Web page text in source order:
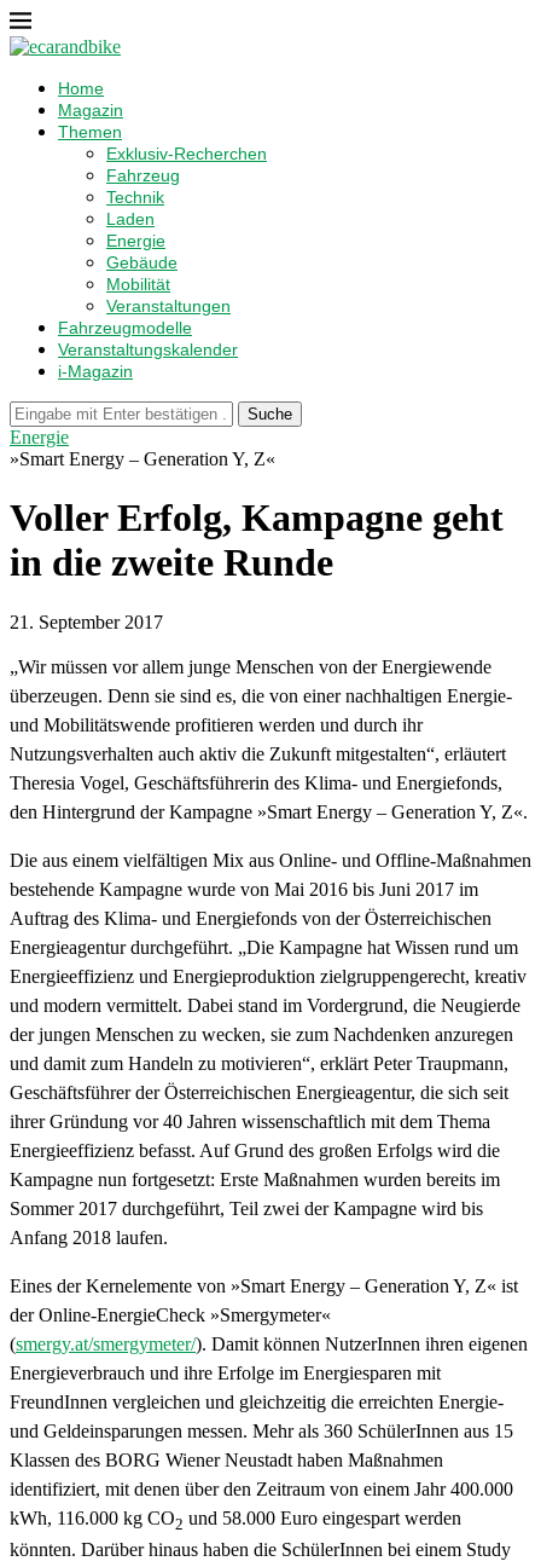
Home
Magazin
Themen
Exklusiv-Recherchen
Fahrzeug
Technik
Laden
Energie
Gebäude
Mobilität
Veranstaltungen
Fahrzeugmodelle
Veranstaltungskalender
i-Magazin
Suche
Energie
»Smart Energy – Generation Y, Z«
Voller Erfolg, Kampagne geht
in die zweite Runde
21. September 2017
„Wir müssen vor allem junge Menschen von der Energiewende
überzeugen. Denn sie sind es, die von einer nachhaltigen Energie-
und Mobilitätswende profitieren werden und durch ihr
Nutzungsverhalten auch aktiv die Zukunft mitgestalten“, erläutert
Theresia Vogel, Geschäftsführerin des Klima- und Energiefonds,
den Hintergrund der Kampagne »Smart Energy – Generation Y, Z«.
Die aus einem vielfältigen Mix aus Online- und Offline-Maßnahmen
bestehende Kampagne wurde von Mai 2016 bis Juni 2017 im
Auftrag des Klima- und Energiefonds von der Österreichischen
Energieagentur durchgeführt. „Die Kampagne hat Wissen rund um
Energieeffizienz und Energieproduktion zielgruppengerecht, kreativ
und modern vermittelt. Dabei stand im Vordergrund, die Neugierde
der jungen Menschen zu wecken, sie zum Nachdenken anzuregen
und damit zum Handeln zu motivieren“, erklärt Peter Traupmann,
Geschäftsführer der Österreichischen Energieagentur, die sich seit
ihrer Gründung vor 40 Jahren wissenschaftlich mit dem Thema
Energieeffizienz befasst. Auf Grund des großen Erfolgs wird die
Kampagne nun fortgesetzt: Erste Maßnahmen wurden bereits im
Sommer 2017 durchgeführt, Teil zwei der Kampagne wird bis
Anfang 2018 laufen.
Eines der Kernelemente von »Smart Energy – Generation Y, Z« ist
der Online-EnergieCheck »Smergymeter«
(smergy.at/smergymeter/). Damit können NutzerInnen ihren eigenen
Energieverbrauch und ihre Erfolge im Energiesparen mit
FreundInnen vergleichen und gleichzeitig die erreichten Energie-
und Geldeinsparungen messen. Mehr als 360 SchülerInnen aus 15
Klassen des BORG Wiener Neustadt haben Maßnahmen
identifiziert, mit denen über den Zeitraum von einem Jahr 400.000
kWh, 116.000 kg CO2 und 58.000 Euro eingespart werden
könnten. Darüber hinaus haben die SchülerInnen bei einem Study